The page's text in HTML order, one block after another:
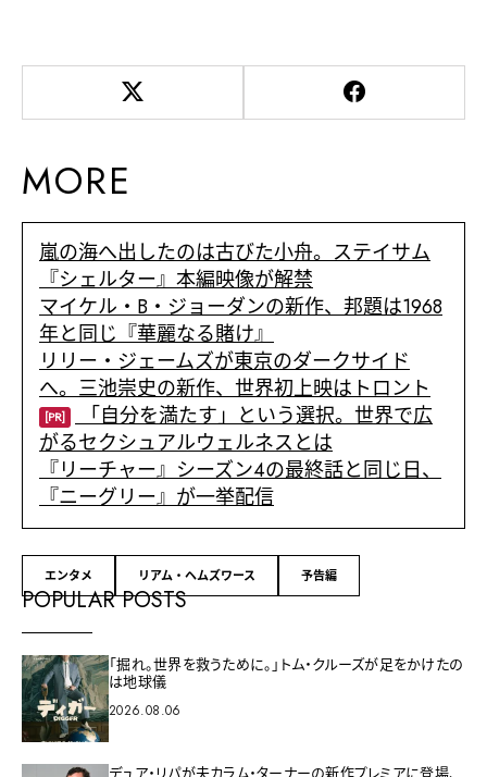
MORE
嵐の海へ出したのは古びた小舟。ステイサム
『シェルター』本編映像が解禁
マイケル・B・ジョーダンの新作、邦題は1968
年と同じ『華麗なる賭け』
リリー・ジェームズが東京のダークサイド
へ。三池崇史の新作、世界初上映はトロント
[PR]
「自分を満たす」という選択。世界で広
がるセクシュアルウェルネスとは
『リーチャー』シーズン4の最終話と同じ日、
『ニーグリー』が一挙配信
エンタメ リアム・ヘムズワース 予告編
POPULAR POSTS
「掘れ。世界を救うために。」トム・クルーズが足をかけたの
は地球儀
2026.08.06
デュア・リパが夫カラム・ターナーの新作プレミアに登場、